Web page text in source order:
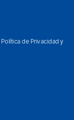
Política de Privacidad y